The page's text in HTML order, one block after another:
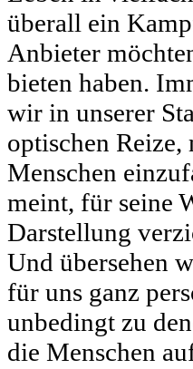
überall ein
Anbieter
bieten haben.
wir in unserer
optischen Reize,
Menschen
meint, für seine
Darstellung
Und übersehen
für uns ganz
unbedingt zu
die Menschen